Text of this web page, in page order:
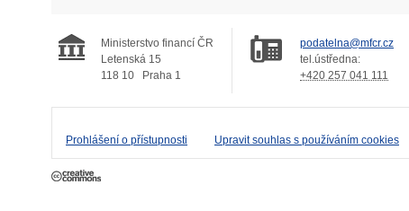
Ministerstvo financí ČR
Letenská 15
118 10
Praha 1
podatelna@mfcr.cz
tel.ústředna:
+420 257 041 111
Prohlášení o přístupnosti Upravit souhlas s používáním cookies